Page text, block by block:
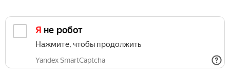
Я не робот
Нажмите, чтобы продолжить
Yandex SmartCaptcha